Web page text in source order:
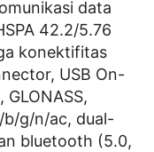
data
42.2/5.76
konektifitas
USB On-
GLONASS,
b/g/n/ac, dual-
bluetooth (5.0,